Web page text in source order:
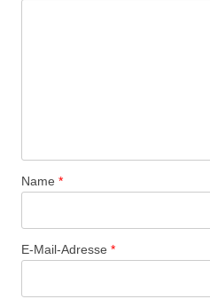
Name *
E-Mail-Adresse *